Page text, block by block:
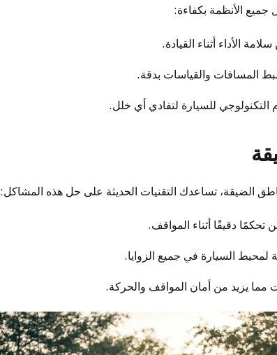
الأنظمة بكفاءة:
الأداء أثناء القيادة.
المسافات والقياسات بدقة.
للسيارة لتفادي أي خلل.
الضيقة، تساعدك التقنيات الحديثة على حل هذه المشاكل:
تحكمًا دقيقًا أثناء المواقف.
مما يزيد من أمان المواقف والحركة.